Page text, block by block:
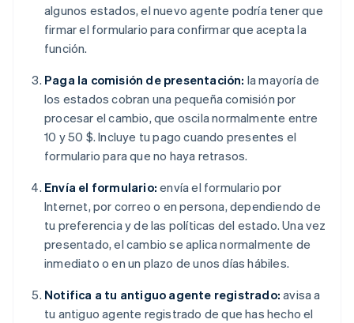
algunos estados, el nuevo agente podría tener que
firmar el formulario para confirmar que acepta la
función.
Paga la comisión de presentación: la mayoría de
los estados cobran una pequeña comisión por
procesar el cambio, que oscila normalmente entre
10 y 50 $. Incluye tu pago cuando presentes el
formulario para que no haya retrasos.
Envía el formulario: envía el formulario por
Internet, por correo o en persona, dependiendo de
tu preferencia y de las políticas del estado. Una vez
presentado, el cambio se aplica normalmente de
inmediato o en un plazo de unos días hábiles.
Notifica a tu antiguo agente registrado: avisa a
tu antiguo agente registrado de que has hecho el